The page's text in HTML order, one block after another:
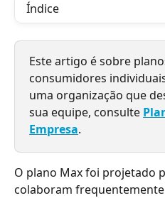
Índice
Este artigo é sobre
consumidores
uma organização que
sua equipe, consulte
Empresa.
O plano Max foi projetado
colaboram